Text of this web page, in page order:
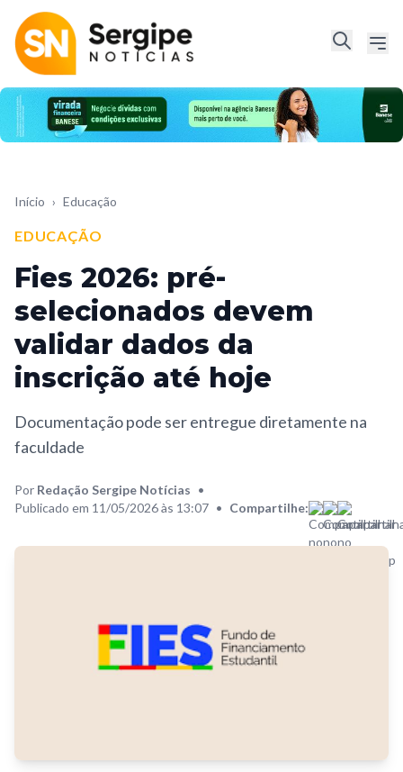
Início › Educação
EDUCAÇÃO
Fies 2026: pré-
selecionados devem
validar dados da
inscrição até hoje
Documentação pode ser entregue diretamente na
faculdade
Por Redação Sergipe Notícias •
Publicado em 11/05/2026 às 13:07 • Compartilhe: